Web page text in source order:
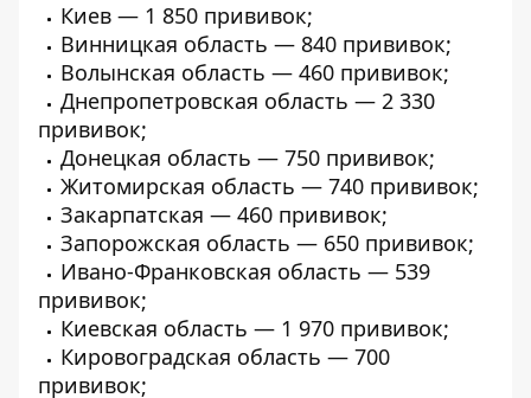
Киев — 1 850 прививок;
Винницкая область — 840 прививок;
Волынская область — 460 прививок;
Днепропетровская область — 2 330
прививок;
Донецкая область — 750 прививок;
Житомирская область — 740 прививок;
Закарпатская — 460 прививок;
Запорожская область — 650 прививок;
Ивано-Франковская область — 539
прививок;
Киевская область — 1 970 прививок;
Кировоградская область — 700
прививок;